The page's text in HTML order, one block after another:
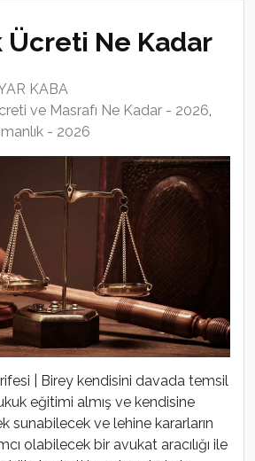
Ücreti Ne Kadar
KABA
ve Masrafı Ne Kadar - 2026
- 2026
| Birey kendisini davada temsil
eğitimi almış ve kendisine
sunabilecek ve lehine kararların
olabilecek bir avukat aracılığı ile